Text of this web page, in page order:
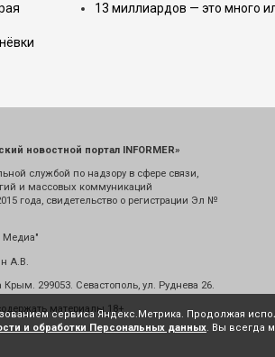
13 миллиардов — это много
новостной портал INFORMER»
службой по надзору в сфере связи,
и массовых коммуникаций
года, свидетельство о регистрации Эл №
Медиа"
А.В.
299053. Севастополь, ул. Руднева 26.
материалы 18+
сервиса Яндекс.Метрика. Продолжая
и обработки Персональных данных. Вы всегда